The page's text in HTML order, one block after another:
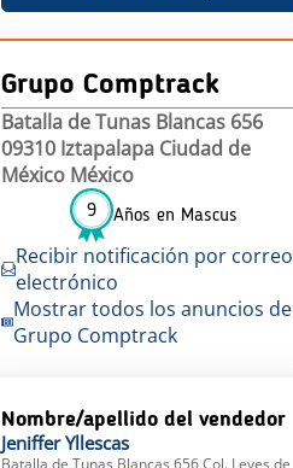
Grupo Comptrack
Batalla de Tunas Blancas 656
09310 Iztapalapa Ciudad de
México México
9 Años en Mascus
Recibir notificación por correo
electrónico
Mostrar todos los anuncios de
Grupo Comptrack
Nombre/apellido del vendedor
Jeniffer Yllescas
Batalla de Tunas Blancas 656 Col. Leyes de